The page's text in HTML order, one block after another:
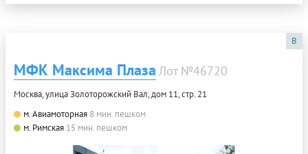
B
МФК Максима Плаза Лот №46720
Москва, улица Золоторожский Вал, дом 11, стр. 21
м. Авиамоторная 8 мин. пешком
м. Римская 15 мин. пешком